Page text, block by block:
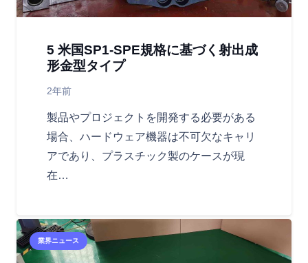
5 米国SP1-SPE規格に基づく射出成
形金型タイプ
2年前
製品やプロジェクトを開発する必要がある
場合、ハードウェア機器は不可欠なキャリ
アであり、プラスチック製のケースが現
在…
業界ニュース